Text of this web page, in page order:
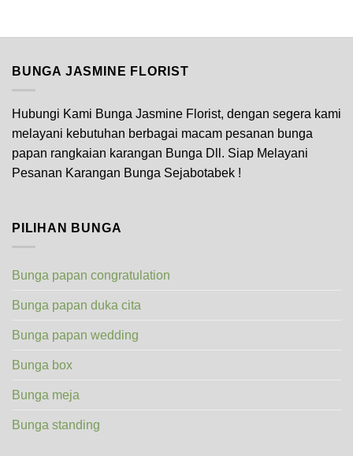
BUNGA JASMINE FLORIST
Hubungi Kami Bunga Jasmine Florist, dengan segera kami
melayani kebutuhan berbagai macam pesanan bunga
papan rangkaian karangan Bunga Dll. Siap Melayani
Pesanan Karangan Bunga Sejabotabek !
PILIHAN BUNGA
Bunga papan congratulation
Bunga papan duka cita
Bunga papan wedding
Bunga box
Bunga meja
Bunga standing